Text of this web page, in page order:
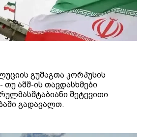
გუშაგთა კორპუსის
აშშ-ის თავდასხმები
შეტევითი
გადავალთ.